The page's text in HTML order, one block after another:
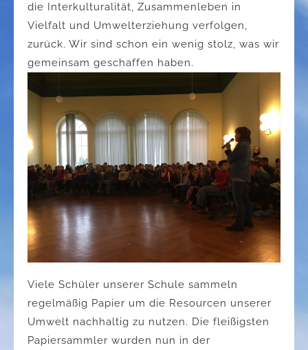
die Interkulturalität, Zusammenleben in
Vielfalt und Umwelterziehung verfolgen,
zurück. Wir sind schon ein wenig stolz, was wir
gemeinsam geschaffen haben.
Viele Schüler unserer Schule sammeln
regelmäßig Papier um die Resourcen unserer
Umwelt nachhaltig zu nutzen. Die fleißigsten
Papiersammler wurden nun in der